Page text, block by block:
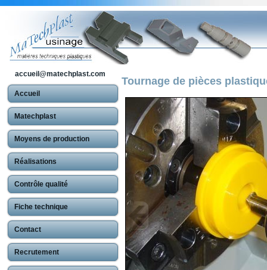
accueil@matechplast.com
Accueil
Matechplast
Moyens de production
Réalisations
Contrôle qualité
Fiche technique
Contact
Recrutement
Tournage de pièces